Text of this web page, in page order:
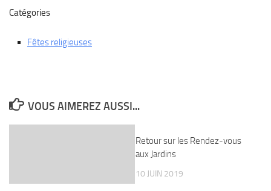
Catégories
Fêtes religieuses
VOUS AIMEREZ AUSSI...
Retour sur les Rendez-vous
aux Jardins
10 JUIN 2019